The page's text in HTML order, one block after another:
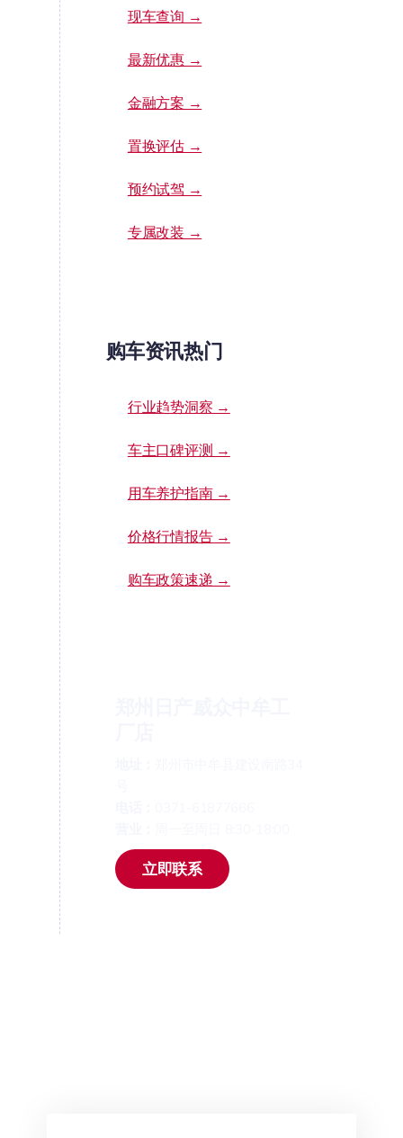
现车查询 →
最新优惠 →
金融方案 →
置换评估 →
预约试驾 →
专属改装 →
购车资讯热门
行业趋势洞察 →
车主口碑评测 →
用车养护指南 →
价格行情报告 →
购车政策速递 →
立即联系